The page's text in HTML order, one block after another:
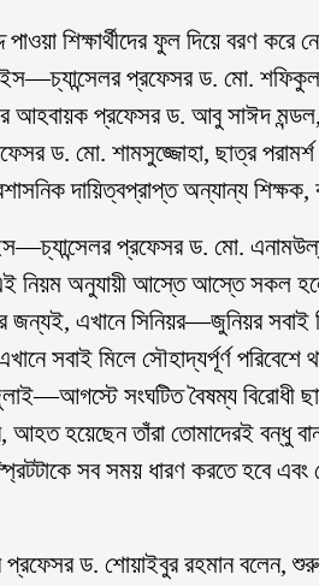
পাওয়া শিক্ষার্থীদের ফুল দিয়ে বরণ
প্রফেসর ড. মো. শফিকুল
আহবায়ক প্রফেসর ড. আবু সাঈদ
ড. মো. শামসুজ্জোহা, ছাত্র পরামর্শ ও
দায়িত্বপ্রাপ্ত অন্যান্য শিক্ষক,
প্রফেসর ড. মো.
নিয়ম অনুযায়ী আস্তে আস্তে সকল
জন্যই, এখানে সিনিয়র—জুনিয়র
সবাই মিলে সৌহাদ্যর্পূর্ণ
সংঘটিত বৈষম্য বিরোধী
হয়েছেন তাঁরা তোমাদেরই বন্ধু
সব সময় ধারণ করতে হবে এবং
প্রফেসর ড. শোয়াইবুর রহমান বলেন,